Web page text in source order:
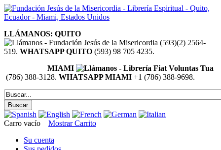
LLÁMANOS: QUITO
(593)(2) 2564-
519. WHATSAPP QUITO (593) 98 705 4235.
MIAMI
(786) 388-3128. WHATSAPP MIAMI +1 (786) 388-9698.
Carro vacío
Mostrar Carrito
Su cuenta